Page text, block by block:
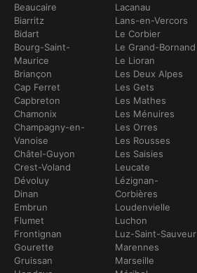
Beaucaire
Biarritz
Bidart
Bourg-Saint-
Maurice
Briançon
Cap Ferret
Capbreton
Chamonix
Champagny-en-
Vanoise
Châtel-Guyon
Crest-Voland
Dévoluy
Dinan
Embrun
Flumet
Frontignan
Gourette
Gruissan
Lacanau
Lans-en-Vercors
Le Corbier
Le Grand-Bornand
Le Lioran
Les Deux Alpes
Les Gets
Les Mathes
Les Ménuires
Les Orres
Les Rousses
Les Saisies
Leucate
Lézignan-
Corbières
Loudenvielle
Luchon
Luz-Saint-Sauveur
Marennes
Marseille